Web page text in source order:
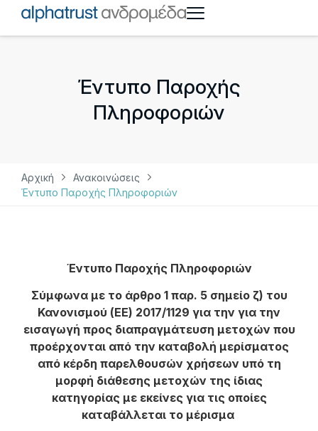
Έντυπο Παροχής
Πληροφοριών
Αρχική
Ανακοινώσεις
Έντυπο Παροχής Πληροφοριών
Έντυπο Παροχής Πληροφοριών
Σύμφωνα με το άρθρο 1 παρ. 5 σημείο ζ) του
Κανονισμού (ΕΕ) 2017/1129 για την για την
εισαγωγή προς διαπραγμάτευση μετοχών που
προέρχονται από την καταβολή μερίσματος
από κέρδη παρελθουσών χρήσεων υπό τη
μορφή διάθεσης μετοχών της ίδιας
κατηγορίας με εκείνες για τις οποίες
καταβάλλεται το μέρισμα